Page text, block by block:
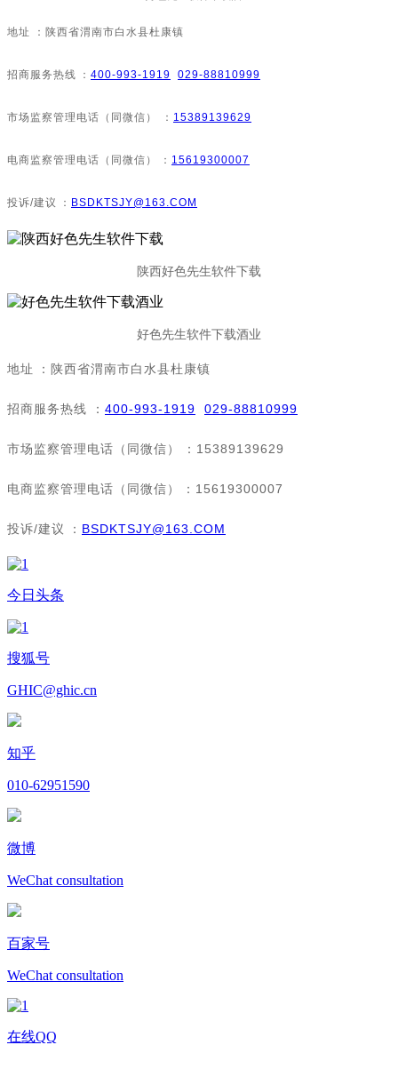
地址：陕西省渭南市白水县杜康镇
招商服务热线： 400-993-1919 029-88810999
市场监察管理电话（同微信）： 15389139629
电商监察管理电话（同微信）： 15619300007
投诉/建议： BSDKTSJY@163.COM
陕西好色先生软件下载
好色先生软件下载酒业
地址：陕西省渭南市白水县杜康镇
招商服务热线： 400-993-1919 029-88810999
市场监察管理电话（同微信）：15389139629
电商监察管理电话（同微信）：15619300007
投诉/建议： BSDKTSJY@163.COM
今日头条
搜狐号
GHIC@ghic.cn
知乎
010-62951590
微博
WeChat consultation
百家号
WeChat consultation
在线QQ